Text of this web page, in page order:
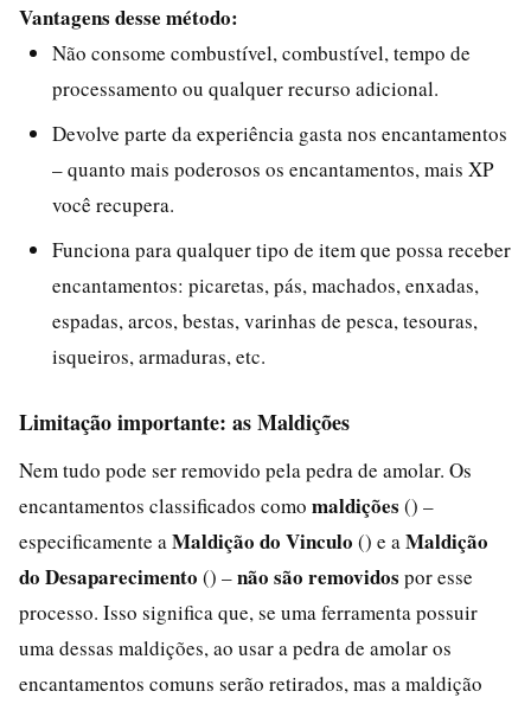
Vantagens desse método:
Não consome combustível, combustível, tempo de
processamento ou qualquer recurso adicional.
Devolve parte da experiência gasta nos encantamentos
– quanto mais poderosos os encantamentos, mais XP
você recupera.
Funciona para qualquer tipo de item que possa receber
encantamentos: picaretas, pás, machados, enxadas,
espadas, arcos, bestas, varinhas de pesca, tesouras,
isqueiros, armaduras, etc.
Limitação importante: as Maldições
Nem tudo pode ser removido pela pedra de amolar. Os
encantamentos classificados como maldições () –
especificamente a Maldição do Vinculo () e a Maldição
do Desaparecimento () –não são removidos por esse
processo. Isso significa que, se uma ferramenta possuir
uma dessas maldições, ao usar a pedra de amolar os
encantamentos comuns serão retirados, mas a maldição